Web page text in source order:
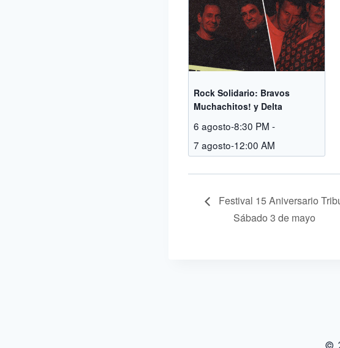
Rock Solidario: Bravos
Muchachitos! y Delta
6 agosto-8:30 PM -
7 agosto-12:00 AM
Festival 15 Aniversario
Sábado 3 de mayo
©